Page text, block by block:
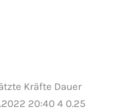
Kräfte Dauer
20:40 4 0.25